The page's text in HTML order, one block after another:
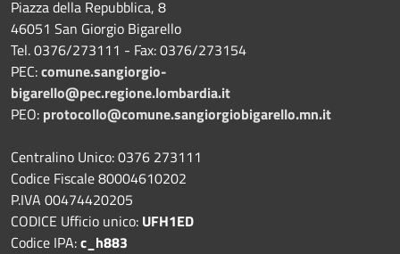
Piazza della Repubblica, 8
46051 San Giorgio Bigarello
Tel. 0376/273111 - Fax: 0376/273154
PEC:comune.sangiorgio-
bigarello@pec.regione.lombardia.it
PEO: protocollo@comune.sangiorgiobigarello.mn.it
Centralino Unico: 0376 273111
Codice Fiscale 80004610202
P.IVA 00474420205
CODICE Ufficio unico: UFH1ED
Codice IPA:c_h883